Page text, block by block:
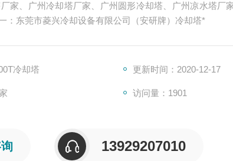
家、广州冷却塔厂家、广州圆形冷却塔、广州凉水塔厂
：东莞市菱兴冷却设备有限公司（安研牌）冷却塔*
冷却塔 更新时间：2020-12-17
访问量：1901
13929207010